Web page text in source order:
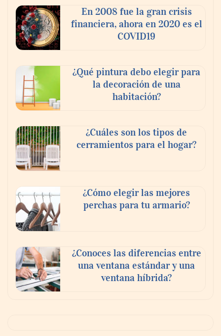
En 2008 fue la gran crisis
financiera, ahora en 2020 es el
COVID19
¿Qué pintura debo elegir para
la decoración de una
habitación?
¿Cuáles son los tipos de
cerramientos para el hogar?
¿Cómo elegir las mejores
perchas para tu armario?
¿Conoces las diferencias entre
una ventana estándar y una
ventana híbrida?